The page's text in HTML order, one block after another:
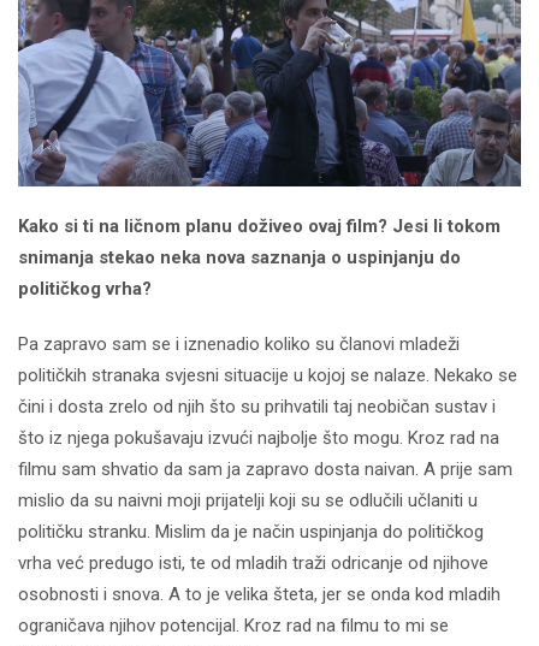
Kako si ti na ličnom planu doživeo ovaj film? Jesi li tokom
snimanja stekao neka nova saznanja o uspinjanju do
političkog vrha?
Pa zapravo sam se i iznenadio koliko su članovi mladeži
političkih stranaka svjesni situacije u kojoj se nalaze. Nekako se
čini i dosta zrelo od njih što su prihvatili taj neobičan sustav i
što iz njega pokušavaju izvući najbolje što mogu. Kroz rad na
filmu sam shvatio da sam ja zapravo dosta naivan. A prije sam
mislio da su naivni moji prijatelji koji su se odlučili učlaniti u
političku stranku. Mislim da je način uspinjanja do političkog
vrha već predugo isti, te od mladih traži odricanje od njihove
osobnosti i snova. A to je velika šteta, jer se onda kod mladih
ograničava njihov potencijal. Kroz rad na filmu to mi se